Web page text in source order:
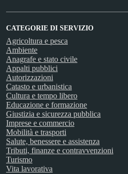
CATEGORIE DI SERVIZIO
Agricoltura e pesca
Ambiente
Anagrafe e stato civile
Appalti pubblici
Autorizzazioni
Catasto e urbanistica
Cultura e tempo libero
Educazione e formazione
Giustizia e sicurezza pubblica
Imprese e commercio
Mobilità e trasporti
Salute, benessere e assistenza
Tributi, finanze e contravvenzioni
Turismo
Vita lavorativa